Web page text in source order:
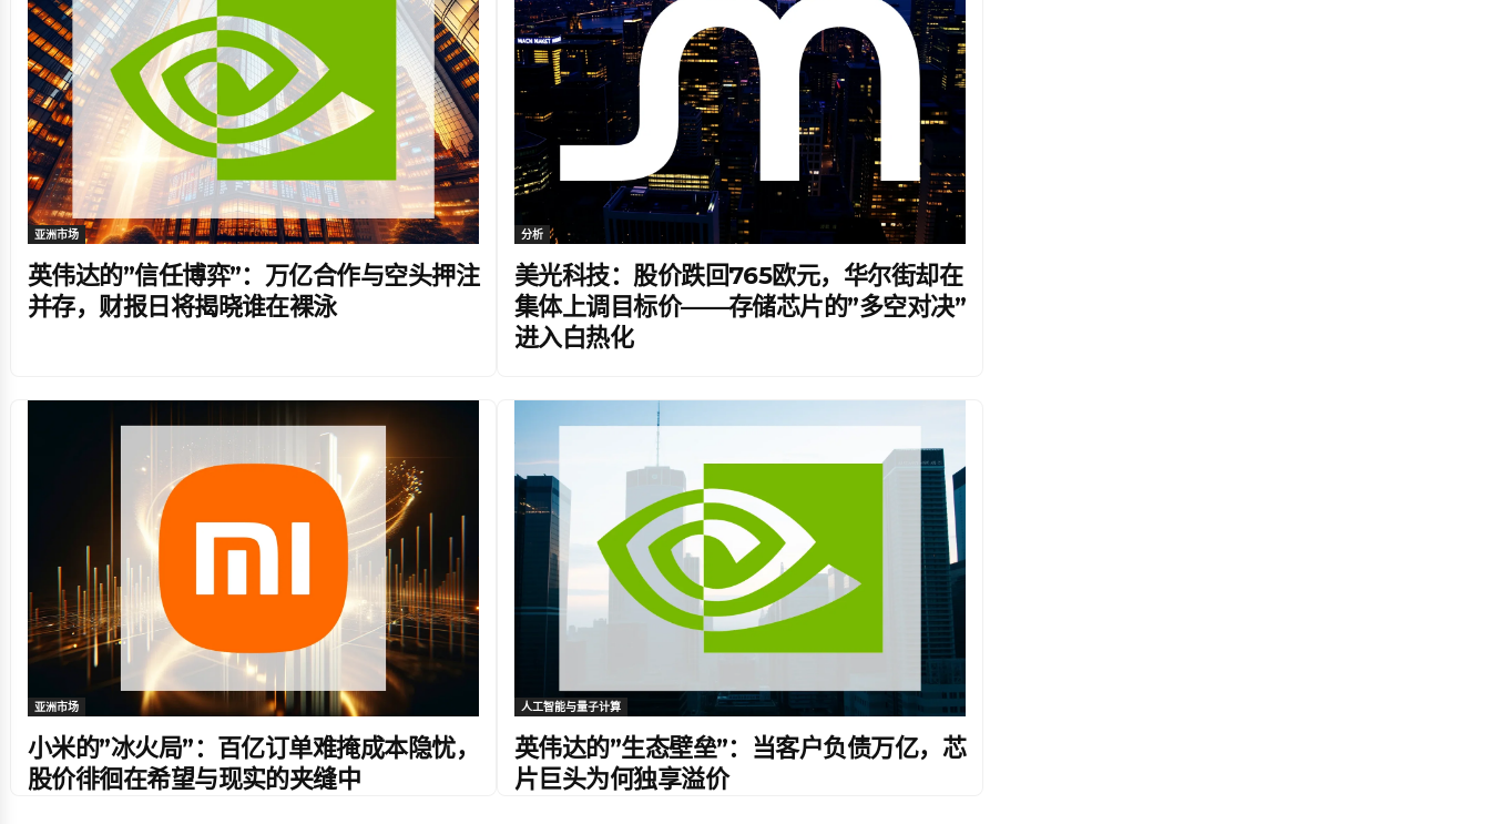
亚洲市场
英伟达的”信任博弈”：万亿合作与空头押注
并存，财报日将揭晓谁在裸泳
分析
美光科技：股价跌回765欧元，华尔街却在
集体上调目标价——存储芯片的”多空对决”
进入白热化
亚洲市场
小米的”冰火局”：百亿订单难掩成本隐忧，
股价徘徊在希望与现实的夹缝中
人工智能与量子计算
英伟达的”生态壁垒”：当客户负债万亿，芯
片巨头为何独享溢价